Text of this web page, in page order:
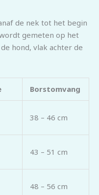
de nek tot het begin
gemeten op het
hond, vlak achter de
Borstomvang
38 – 46 cm
43 – 51 cm
48 – 56 cm